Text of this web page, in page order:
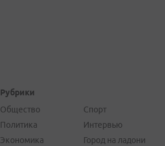
Рубрики
Общество
Политика
Экономика
Спорт
Интервью
Город на ладони